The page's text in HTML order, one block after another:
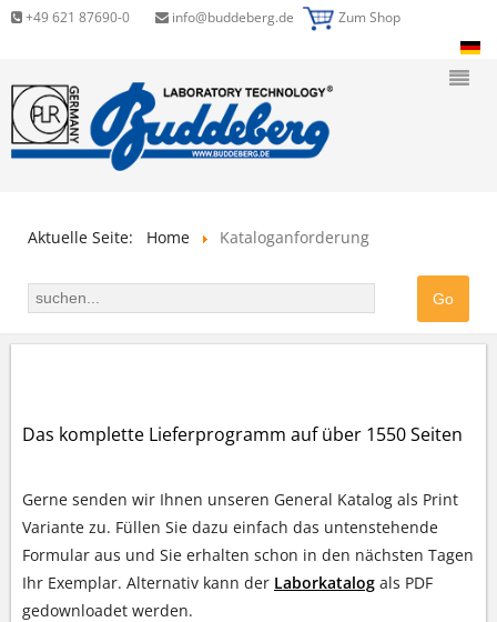
+49 621 87690-0 info@buddeberg.de Zum Shop
Aktuelle Seite: Home Kataloganforderung
Das komplette Lieferprogramm auf über 1550 Seiten
Gerne senden wir Ihnen unseren General Katalog als Print
Variante zu. Füllen Sie dazu einfach das untenstehende
Formular aus und Sie erhalten schon in den nächsten Tagen
Ihr Exemplar. Alternativ kann der Laborkatalog als PDF
gedownloadet werden.